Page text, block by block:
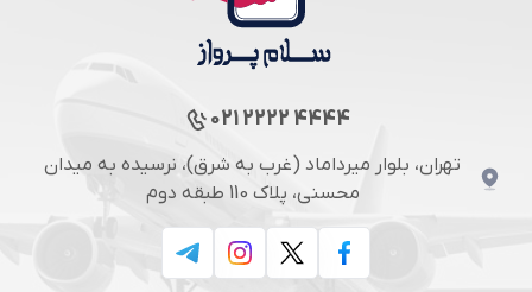
021 2222 4444
تهران، بلوار میرداماد (غرب به شرق)، نرسیده به میدان
محسنی، پلاک 110 طبقه دوم